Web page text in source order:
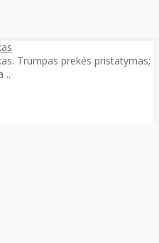
Trumpas prekės pristatymas;
..